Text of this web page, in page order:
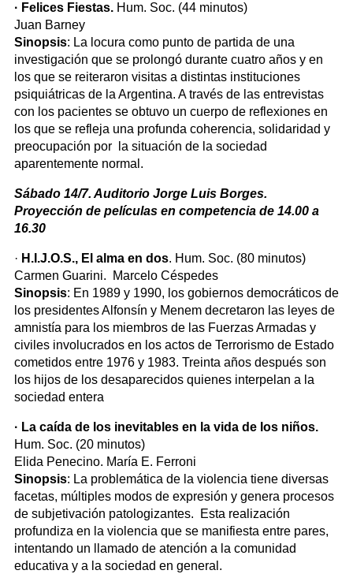
· Felices Fiestas. Hum. Soc. (44 minutos)
Juan Barney
Sinopsis: La locura como punto de partida de una
investigación que se prolongó durante cuatro años y en
los que se reiteraron visitas a distintas instituciones
psiquiátricas de la Argentina. A través de las entrevistas
con los pacientes se obtuvo un cuerpo de reflexiones en
los que se refleja una profunda coherencia, solidaridad y
preocupación por la situación de la sociedad
aparentemente normal.
Sábado 14/7. Auditorio Jorge Luis Borges.
Proyección de películas en competencia de 14.00 a
16.30
· H.I.J.O.S., El alma en dos. Hum. Soc. (80 minutos)
Carmen Guarini. Marcelo Céspedes
Sinopsis: En 1989 y 1990, los gobiernos democráticos de
los presidentes Alfonsín y Menem decretaron las leyes de
amnistía para los miembros de las Fuerzas Armadas y
civiles involucrados en los actos de Terrorismo de Estado
cometidos entre 1976 y 1983. Treinta años después son
los hijos de los desaparecidos quienes interpelan a la
sociedad entera
· La caída de los inevitables en la vida de los niños.
Hum. Soc. (20 minutos)
Elida Penecino. María E. Ferroni
Sinopsis: La problemática de la violencia tiene diversas
facetas, múltiples modos de expresión y genera procesos
de subjetivación patologizantes. Esta realización
profundiza en la violencia que se manifiesta entre pares,
intentando un llamado de atención a la comunidad
educativa y a la sociedad en general.